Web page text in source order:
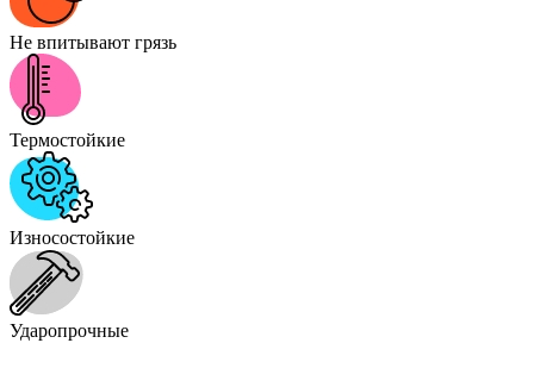
Не впитывают грязь
Термостойкие
Износостойкие
Ударопрочные